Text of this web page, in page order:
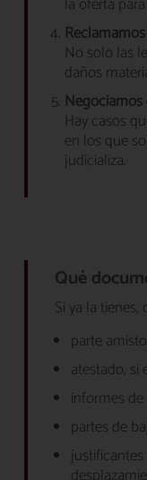
No solo las
daños
Hay casos
en los que
judicializa.
Qué
Si ya la tienes,
parte
atestado, si
informes
partes de